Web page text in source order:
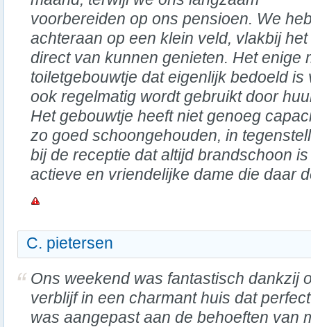
voorbereiden op ons pensioen. We
achteraan op een klein veld, vlakbij
direct van kunnen genieten. Het enige
toiletgebouwtje dat eigenlijk bedoeld
ook regelmatig wordt gebruikt door
Het gebouwtje heeft niet genoeg
zo goed schoongehouden, in
bij de receptie dat altijd brandschoon
actieve en vriendelijke dame die daar
C. pietersen
Ons weekend was fantastisch dankzij
verblijf in een charmant huis dat perfect
was aangepast aan de behoeften van